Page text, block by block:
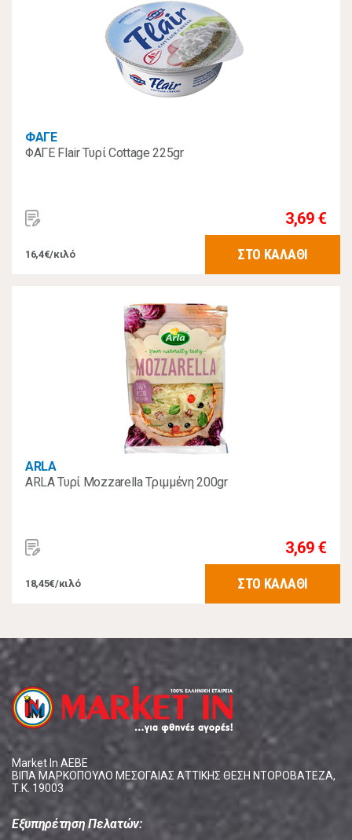
ΦΑΓΕ
ΦΑΓΕ Flair Τυρί Cottage 225gr
3,69 €
16,4€/κιλό ΣΤΟ ΚΑΛΑΘΙ
ARLA
ARLA Τυρί Mozzarella Τριμμένη 200gr
3,69 €
18,45€/κιλό ΣΤΟ ΚΑΛΑΘΙ
Market In ΑΕΒΕ
ΒΙΠΑ ΜΑΡΚΟΠΟΥΛΟ ΜΕΣΟΓΑΙΑΣ ΑΤΤΙΚΗΣ ΘΕΣΗ ΝΤΟΡΟΒΑΤΕΖΑ,
Τ.Κ. 19003
Εξυπηρέτηση Πελατών: